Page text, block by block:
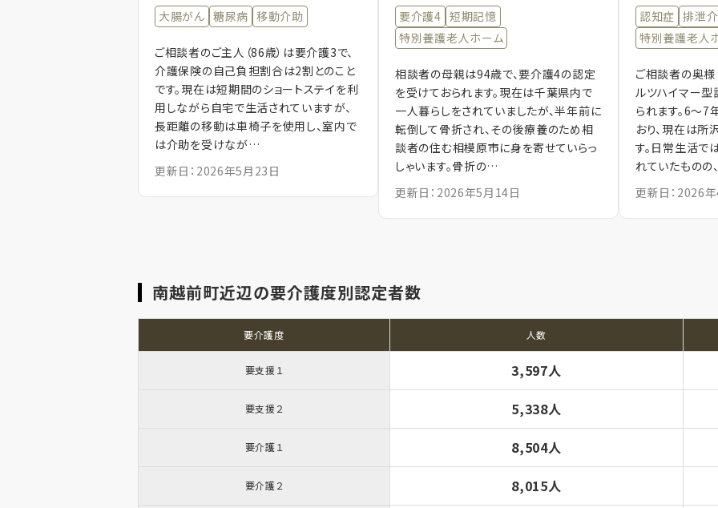
大腸がん 糖尿病 移動介助
ご相談者のご主人（86歳）は要介護3で、
介護保険の自己負担割合は2割とのこと
です。現在は短期間のショートステイを利
用しながら自宅で生活されていますが、
長距離の移動は車椅子を使用し、室内で
は介助を受けなが…
更新日：2026年5月23日
要介護4 短期記憶
特別養護老人ホーム
相談者の母親は94歳で、要介護4の認定
を受けておられます。現在は千葉県内で
一人暮らしをされていましたが、半年前に
転倒して骨折され、その後療養のため相
談者の住む相模原市に身を寄せていらっ
しゃいます。骨折の…
更新日：2026年5月14日
認知症 排泄
特別養護老人
ご相談者の奥様
ルツハイマー
られます。6～
おり、現在は
す。日常生活で
れていたものの
更新日：2026
南越前町近辺の要介護度別認定者数
要介護度 人数
要支援１ 3,597人
要支援２ 5,338人
要介護１ 8,504人
要介護２ 8,015人